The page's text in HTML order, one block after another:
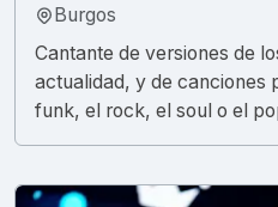
Burgos
Cantante de versiones de
actualidad, y de canciones
funk, el rock, el soul o el